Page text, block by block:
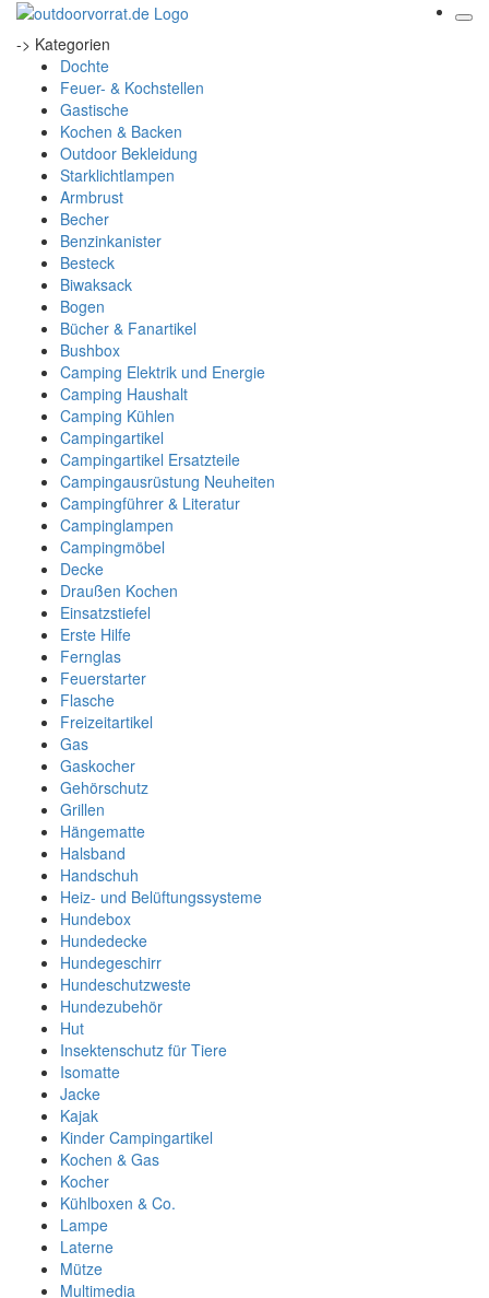
-> Kategorien
Dochte
Feuer- & Kochstellen
Gastische
Kochen & Backen
Outdoor Bekleidung
Starklichtlampen
Armbrust
Becher
Benzinkanister
Besteck
Biwaksack
Bogen
Bücher & Fanartikel
Bushbox
Camping Elektrik und Energie
Camping Haushalt
Camping Kühlen
Campingartikel
Campingartikel Ersatzteile
Campingausrüstung Neuheiten
Campingführer & Literatur
Campinglampen
Campingmöbel
Decke
Draußen Kochen
Einsatzstiefel
Erste Hilfe
Fernglas
Feuerstarter
Flasche
Freizeitartikel
Gas
Gaskocher
Gehörschutz
Grillen
Hängematte
Halsband
Handschuh
Heiz- und Belüftungssysteme
Hundebox
Hundedecke
Hundegeschirr
Hundeschutzweste
Hundezubehör
Hut
Insektenschutz für Tiere
Isomatte
Jacke
Kajak
Kinder Campingartikel
Kochen & Gas
Kocher
Kühlboxen & Co.
Lampe
Laterne
Mütze
Multimedia